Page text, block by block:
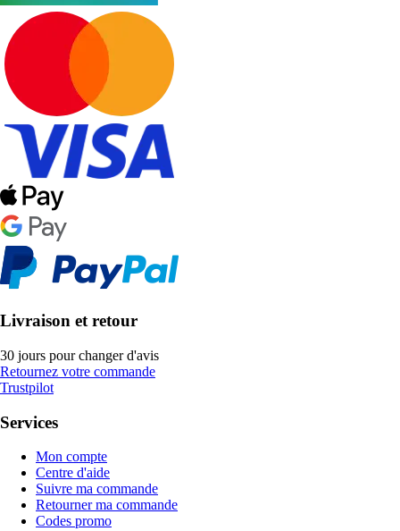
Livraison et retour
30 jours pour changer d'avis
Retournez votre commande
Trustpilot
Services
Mon compte
Centre d'aide
Suivre ma commande
Retourner ma commande
Codes promo